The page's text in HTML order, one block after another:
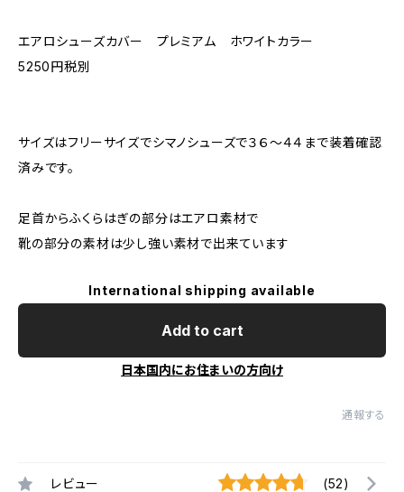
エアロシューズカバー プレミアム ホワイトカラー
5250円税別
サイズはフリーサイズでシマノシューズで３６〜４４まで装着確認
済みです。
足首からふくらはぎの部分はエアロ素材で
靴の部分の素材は少し強い素材で出来ています
International shipping available
Add to cart
日本国内にお住まいの方向け
通報する
レビュー (52)